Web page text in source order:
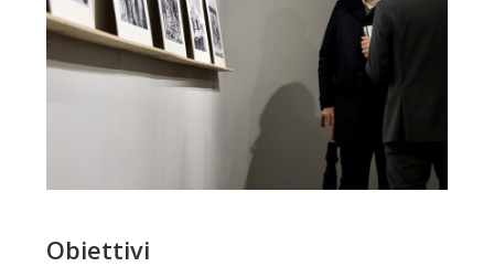
Obiettivi